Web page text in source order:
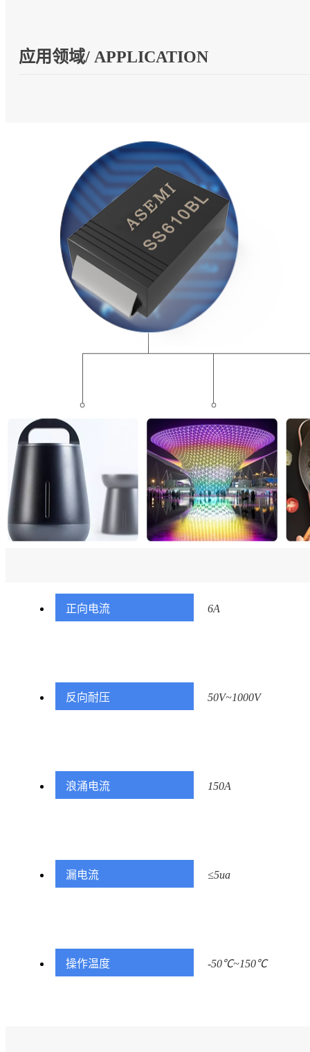
应用领域/ APPLICATION
正向电流 6A
反向耐压 50V~1000V
浪涌电流 150A
漏电流 ≤5ua
操作温度 -50℃~150℃